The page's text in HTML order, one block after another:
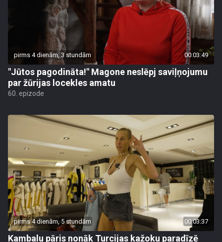
pirms 4 dienām, 3 stundām 00:03:49
"Jūtos pagodināta!" Magone neslēpj saviļņojumu
par žūrijas locekles amatu
60. epizode
pirms 4 dienām, 5 stundām 00:03:37
Kambalu pāris nonāk Turcijas kažoku paradīzē